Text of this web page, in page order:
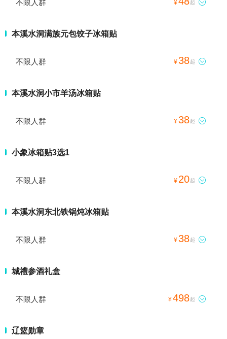
不限人群 ¥ 起 
本溪水洞满族元包饺子冰箱贴
不限人群 ¥38起 
本溪水洞小市羊汤冰箱贴
不限人群 ¥38起 
小象冰箱贴3选1
不限人群 ¥ 20起 
本溪水洞东北铁锅炖冰箱贴
不限人群 ¥38起 
城禮参酒礼盒
不限人群 ¥498起 
辽篮勋章